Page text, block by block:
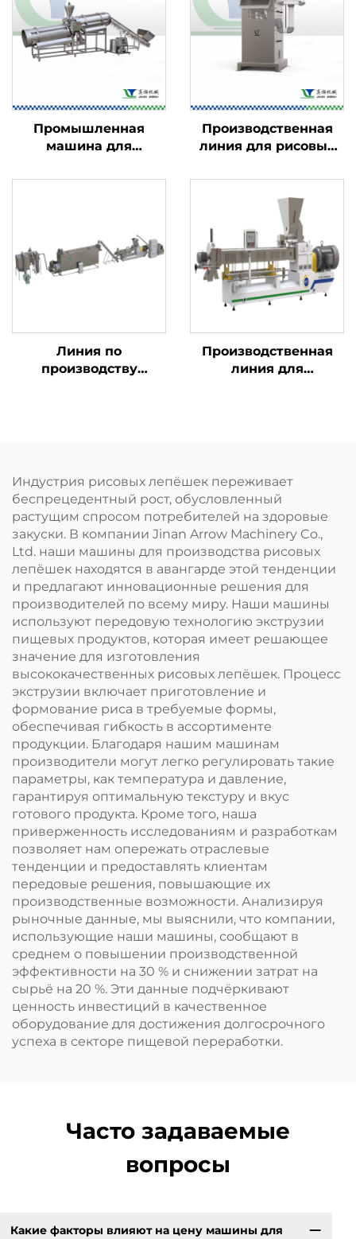
Промышленная
машина для
пищевых продуктов
Производственная
линия для рисовых
Линия по
производству
Производственная
линия для
Индустрия рисовых лепёшек переживает
беспрецедентный рост, обусловленный
растущим спросом потребителей на здоровые
закуски. В компании Jinan Arrow Machinery Co.,
Ltd. наши машины для производства рисовых
лепёшек находятся в авангарде этой тенденции
и предлагают инновационные решения для
производителей по всему миру. Наши машины
используют передовую технологию экструзии
пищевых продуктов, которая имеет решающее
значение для изготовления
высококачественных рисовых лепёшек. Процесс
экструзии включает приготовление и
формование риса в требуемые формы,
обеспечивая гибкость в ассортименте
продукции. Благодаря нашим машинам
производители могут легко регулировать такие
параметры, как температура и давление,
гарантируя оптимальную текстуру и вкус
готового продукта. Кроме того, наша
приверженность исследованиям и разработкам
позволяет нам опережать отраслевые
тенденции и предоставлять клиентам
передовые решения, повышающие их
производственные возможности. Анализируя
рыночные данные, мы выяснили, что компании,
использующие наши машины, сообщают в
среднем о повышении производственной
эффективности на 30 % и снижении затрат на
сырьё на 20 %. Эти данные подчёркивают
ценность инвестиций в качественное
оборудование для достижения долгосрочного
успеха в секторе пищевой переработки.
Часто задаваемые
вопросы
Какие факторы влияют на цену машины для